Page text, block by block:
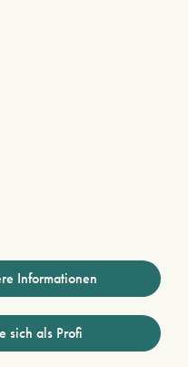
Informationen
sich als Profi